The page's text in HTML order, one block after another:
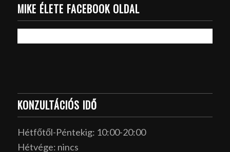
MIKE ÉLETE FACEBOOK OLDAL
KONZULTÁCIÓS IDŐ
Hétfőtől-Péntekig: 10:00-20:00
Hétvége: nincs